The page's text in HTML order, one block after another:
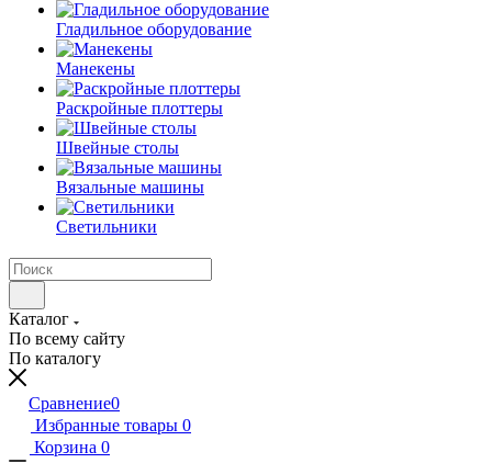
Гладильное оборудование
Манекены
Раскройные плоттеры
Швейные столы
Вязальные машины
Светильники
Каталог
По всему сайту
По каталогу
Сравнение0
Избранные товары 0
Корзина 0